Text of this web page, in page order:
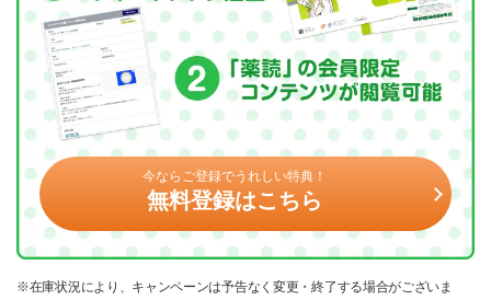
今ならご登録でうれしい特典！
無料登録はこちら
※在庫状況により、キャンペーンは予告なく変更・終了する場合がございま